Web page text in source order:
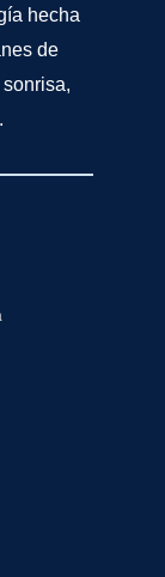
hecha
de